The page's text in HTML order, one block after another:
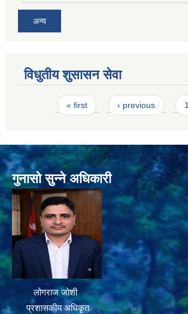
अन्य
विधुतीय शुसासन सेवा
Pages« first ‹ previous 1
गुनासो सुन्ने अधिकारी
लोगराज जोशी
प्रशासकीय अधिकृत